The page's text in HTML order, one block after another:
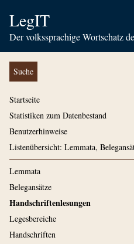
LegIT
Der volkssprachige Wortschatz
Suche
Startseite
Statistiken zum Datenbestand
Benutzerhinweise
Listenübersicht: Lemmata,
Lemmata
Belegansätze
Handschriftenlesungen
Legesbereiche
Handschriften